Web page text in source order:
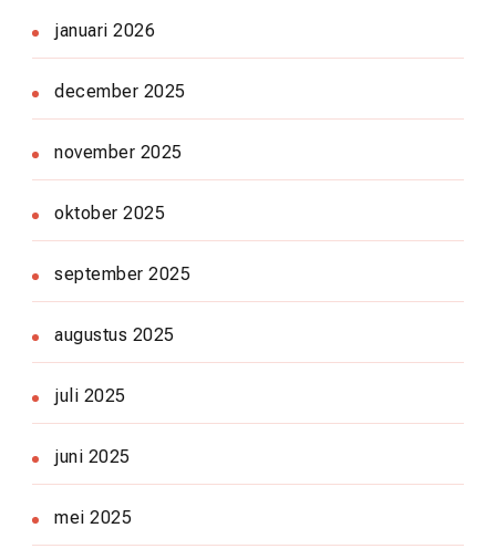
januari 2026
december 2025
november 2025
oktober 2025
september 2025
augustus 2025
juli 2025
juni 2025
mei 2025